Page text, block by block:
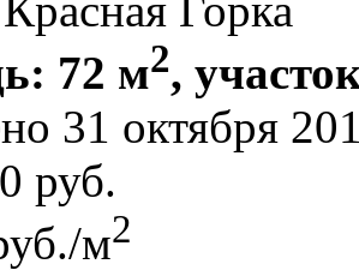
72 м2,
31 октября
руб.
м2